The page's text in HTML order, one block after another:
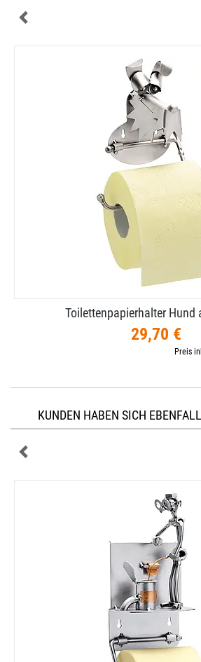
Toilettenpapierhalter Hund
29,70 €
Preis
KUNDEN HABEN SICH